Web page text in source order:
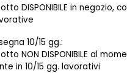
DISPONIBILE in negozio,
10/15 gg.:
NON DISPONIBILE al
in 10/15 gg. lavorativi